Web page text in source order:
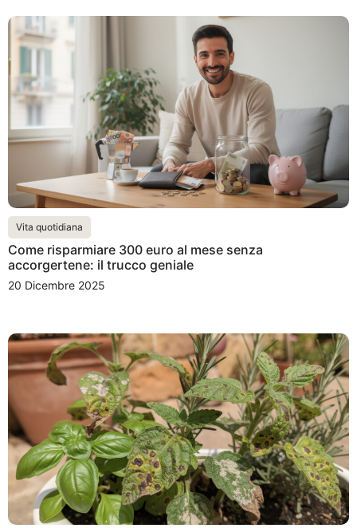
Vita quotidiana
Come risparmiare 300 euro al mese senza
accorgertene: il trucco geniale
20 Dicembre 2025